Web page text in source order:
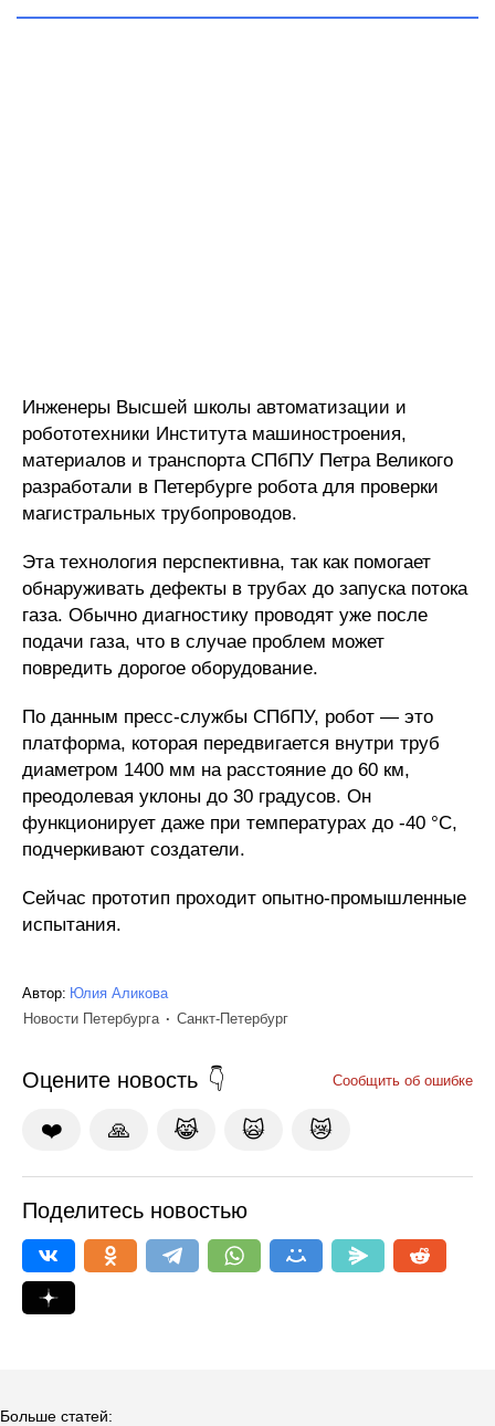
Инженеры Высшей школы автоматизации и
робототехники Института машиностроения,
материалов и транспорта СПбПУ Петра Великого
разработали в Петербурге робота для проверки
магистральных трубопроводов.
Эта технология перспективна, так как помогает
обнаруживать дефекты в трубах до запуска потока
газа. Обычно диагностику проводят уже после
подачи газа, что в случае проблем может
повредить дорогое оборудование.
По данным пресс-службы СПбПУ, робот — это
платформа, которая передвигается внутри труб
диаметром 1400 мм на расстояние до 60 км,
преодолевая уклоны до 30 градусов. Он
функционирует даже при температурах до -40 °C,
подчеркивают создатели.
Сейчас прототип проходит опытно-промышленные
испытания.
Автор: Юлия Аликова
Новости Петербурга
Санкт-Петербург
Оцените новость Сообщить об ошибке
❤️ 🙏 😹 🙀 😿
Поделитесь новостью
Больше статей: